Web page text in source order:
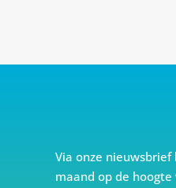
Via onze
maand op de hoogte